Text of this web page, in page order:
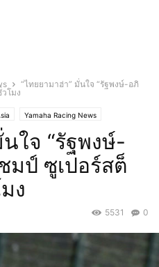
“ไทยยามาฮ่า” มั่นใจ “รัฐพงษ์-อภิ
โมง
Yamaha Racing News
ใจ “รัฐพงษ์-
ป์ ซูเปอร์สต็
ง
0
5531